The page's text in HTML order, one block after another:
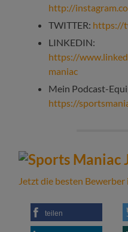
http://
TWITTER: https://
LINKEDIN:
https://
maniac
Mein Podcast-
https://
Jetzt die besten
teilen